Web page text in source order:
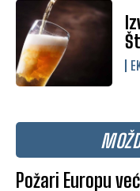
Požari Europu